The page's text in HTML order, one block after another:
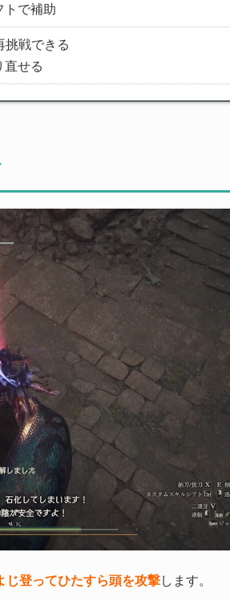
トで補助
挑戦できる
直せる
じ登ってひたすら頭を攻撃します。